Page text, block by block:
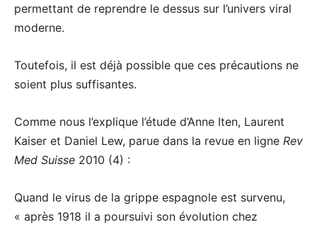
permettant de reprendre le dessus sur l’univers viral
moderne.
Toutefois, il est déjà possible que ces précautions ne
soient plus suffisantes.
Comme nous l’explique l’étude d’Anne Iten, Laurent
Kaiser et Daniel Lew, parue dans la revue en ligne Rev
Med Suisse 2010 (4) :
Quand le virus de la grippe espagnole est survenu,
« après 1918 il a poursuivi son évolution chez